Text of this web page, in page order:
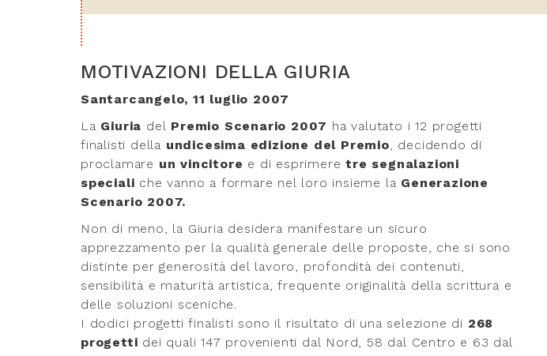
MOTIVAZIONI DELLA GIURIA
Santarcangelo, 11 luglio 2007
La Giuria del Premio Scenario 2007 ha valutato i 12 progetti
finalisti della undicesima edizione del Premio , decidendo di
proclamare un vincitore e di esprimeretre segnalazioni
speciali che vanno a formare nel loro insieme la Generazione
Scenario 2007.
Non di meno, la Giuria desidera manifestare un sicuro
apprezzamento per la qualità generale delle proposte, che si sono
distinte per generosità del lavoro, profondità dei contenuti,
sensibilità e maturità artistica, frequente originalità della scrittura e
delle soluzioni sceniche.
I dodici progetti finalisti sono il risultato di una selezione di 268
progetti dei quali 147 provenienti dal Nord, 58 dal Centro e 63 dal